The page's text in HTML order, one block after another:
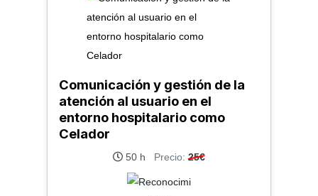
Comunicación y gestión de la
atención al usuario en el
entorno hospitalario como
Celador
50 h Precio: 25€